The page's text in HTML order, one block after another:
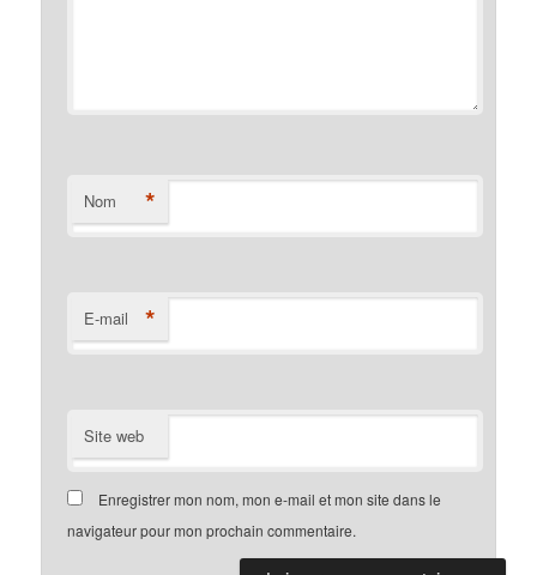
Nom *
E-mail *
Site web
Enregistrer mon nom, mon e-mail et mon site dans le
navigateur pour mon prochain commentaire.